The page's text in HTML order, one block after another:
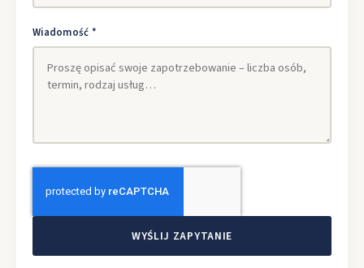
Wiadomość *
WYŚLIJ ZAPYTANIE